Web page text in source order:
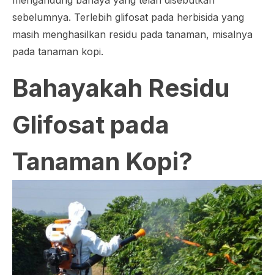
sebelumnya. Terlebih glifosat pada herbisida yang
masih menghasilkan residu pada tanaman, misalnya
pada tanaman kopi.
Bahayakah Residu
Glifosat pada
Tanaman Kopi?